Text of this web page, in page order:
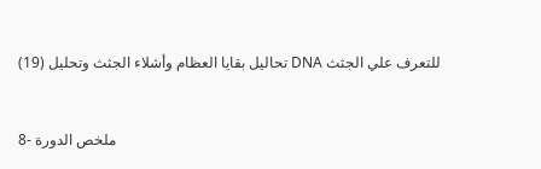
(19) تحاليل بقايا العظام وأشلاء الجثث وتحليل DNA للتعرف علي الجثث
8- ملخص الدورة